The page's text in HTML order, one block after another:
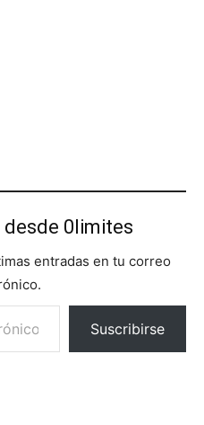
desde 0limites
entradas en tu correo
Suscribirse